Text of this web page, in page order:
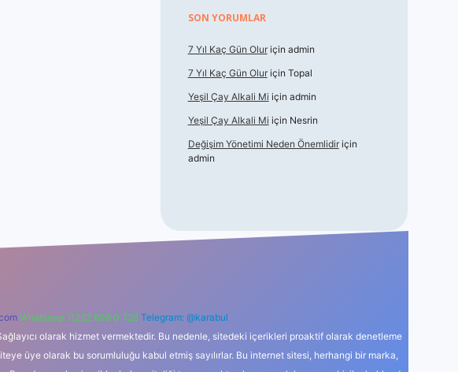
SON YORUMLAR
7 Yıl Kaç Gün Oluriçin admin
7 Yıl Kaç Gün Oluriçin Topal
Yeşil Çay Alkali Mi için admin
Yeşil Çay Alkali Mi için Nesrin
Değişim Yönetimi Neden Önemlidiriçin
admin
Whatsapp: 0262 606 0 726 Telegram: @karabul
olarak hizmet vermektedir. Bu nedenle, sitedeki içerikleri proaktif olarak denetleme
üye olarak bu sorumluluğu kabul etmiş sayılırlar. Bu internet sitesi, herhangi bir marka,